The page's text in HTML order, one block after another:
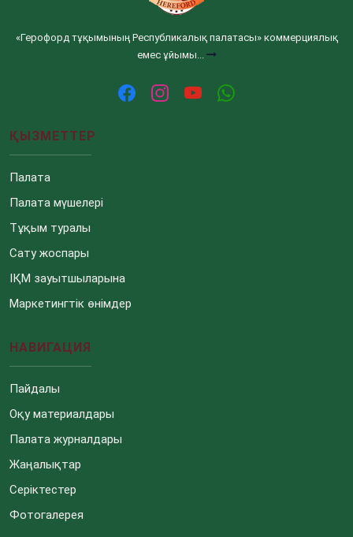
«Герофорд тұқымының Республикалық палатасы» коммерциялық
емес ұйымы...
ҚЫЗМЕТТЕР
Палата
Палата мүшелері
Тұқым туралы
Сату жоспары
ІҚМ зауытшыларына
Маркетингтік өнімдер
НАВИГАЦИЯ
Пайдалы
Оқу материалдары
Палата журналдары
Жаңалықтар
Серіктестер
Фотогалерея